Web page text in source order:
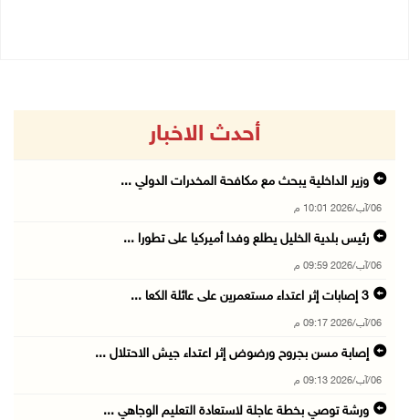
أحدث الاخبار
وزير الداخلية يبحث مع مكافحة المخدرات الدولي ...
06/آب/2026 10:01 م
رئيس بلدية الخليل يطلع وفدا أميركيا على تطورا ...
06/آب/2026 09:59 م
06/آب/2026 09:17 م
إصابة مسن بجروح ورضوض إثر اعتداء جيش الاحتلال ...
06/آب/2026 09:13 م
ورشة توصي بخطة عاجلة لاستعادة التعليم الوجاهي ...